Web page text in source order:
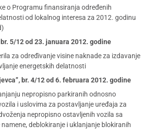
o Programu finansiranja određenih
od lokalnog interesa za 2012. godinu
5/12 od 23. januara 2012. godine
za određivanje visine naknade za izdavanje
energetskih delatnosti
br. 4/12 od 6. februara 2012. godine
nepropisno parkiranih odnosno
i uslovima za postavljanje uređaja za
nepropisno ostavljenih vozila sa
deblokiranje i uklanjanje blokiranih